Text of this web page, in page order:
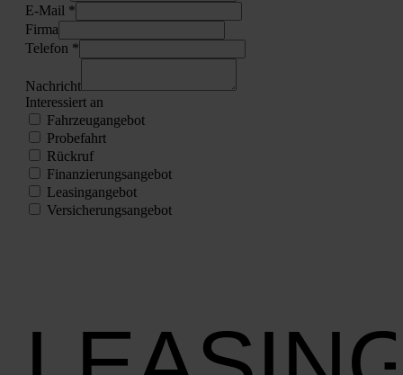
E‑Mail *
Fir­ma
Tele­fon *
Nach­richt
Inter­es­siert an
Fahr­zeug­an­ge­bot
Pro­be­fahrt
Rück­ruf
Finan­zie­rungs­an­ge­bot
Lea­sing­an­ge­bot
Ver­si­che­rungs­an­ge­bot